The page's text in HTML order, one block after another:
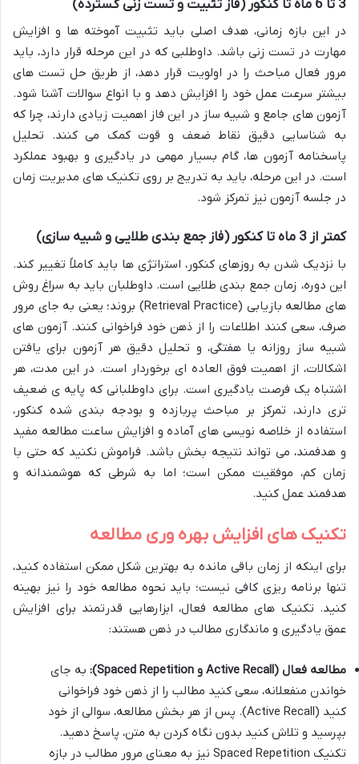
3 تا 6 ماه تا کنکور (فاز تثبیت و تست زنی گسترده)
در این بازه زمانی، هدف اصلی باید تثبیت آموخته ها و افزایش
مهارت در تست زنی باشد. داوطلبی که در این مرحله قرار دارد، باید
مرور فعال مباحث را در اولویت قرار دهد، از طریق حل تست های
بیشتر سرعت عمل خود را افزایش دهد و با انواع سوالات آشنا شود.
آزمون های جامع و شبیه ساز در این فاز اهمیت زیادی دارند، چرا که
به شناسایی دقیق نقاط ضعف و قوت کمک می کنند. تحلیل
پاسخنامه آزمون ها، گام بسیار مهمی در یادگیری و بهبود عملکرد
است. در این مرحله، باید به تدریج بر روی تکنیک های مدیریت زمان
در جلسه آزمون نیز تمرکز شود.
کمتر از 3 ماه تا کنکور (فاز جمع بندی طلایی و شبیه سازی)
با نزدیک شدن به روزهای کنکور، استراتژی ها باید کاملاً تغییر کند.
این دوره، زمان جمع بندی طلایی است. داوطلبان باید به سراغ روش
های مطالعه بازیابی (Retrieval Practice) بروند؛ یعنی به جای مرور
صرف، سعی کنند اطلاعات را از ذهن خود فراخوانی کنند. آزمون های
شبیه ساز روزانه یا هفتگی، و تحلیل دقیق هر آزمون برای یافتن
اشکالات، از اهمیت فوق العاده ای برخوردار است. در این مدت، هر
اشتباه یک فرصت یادگیری است. برای داوطلبانی که پایه ی ضعیف
تری دارند، تمرکز بر مباحث پربازده و بودجه بندی شده کنکور،
استفاده از خلاصه نویسی های آماده و افزایش ساعت مطالعه مفید
و هدفمند، می تواند نتیجه بخش باشد. فراموش نکنید که حتی با
زمان کم، موفقیت ممکن است؛ اما به شرطی که هوشمندانه و
هدفمند عمل کنید.
تکنیک های افزایش بهره وری مطالعه
برای اینکه از زمان باقی مانده به بهترین شکل ممکن استفاده کنید،
تنها برنامه ریزی کافی نیست؛ باید نحوه مطالعه خود را نیز بهینه
کنید. تکنیک های مطالعه فعال، ابزارهایی قدرتمند برای افزایش
عمق یادگیری و ماندگاری مطالب در ذهن هستند:
مطالعه فعال (Active Recall و Spaced Repetition):
به جای
خواندن منفعلانه، سعی کنید مطالب را از ذهن خود فراخوانی
کنید (Active Recall). پس از هر بخش مطالعه، سوالی از خود
بپرسید و تلاش کنید بدون نگاه کردن به متن، پاسخ دهید.
تکنیک Spaced Repetition نیز به معنای مرور مطالب در بازه